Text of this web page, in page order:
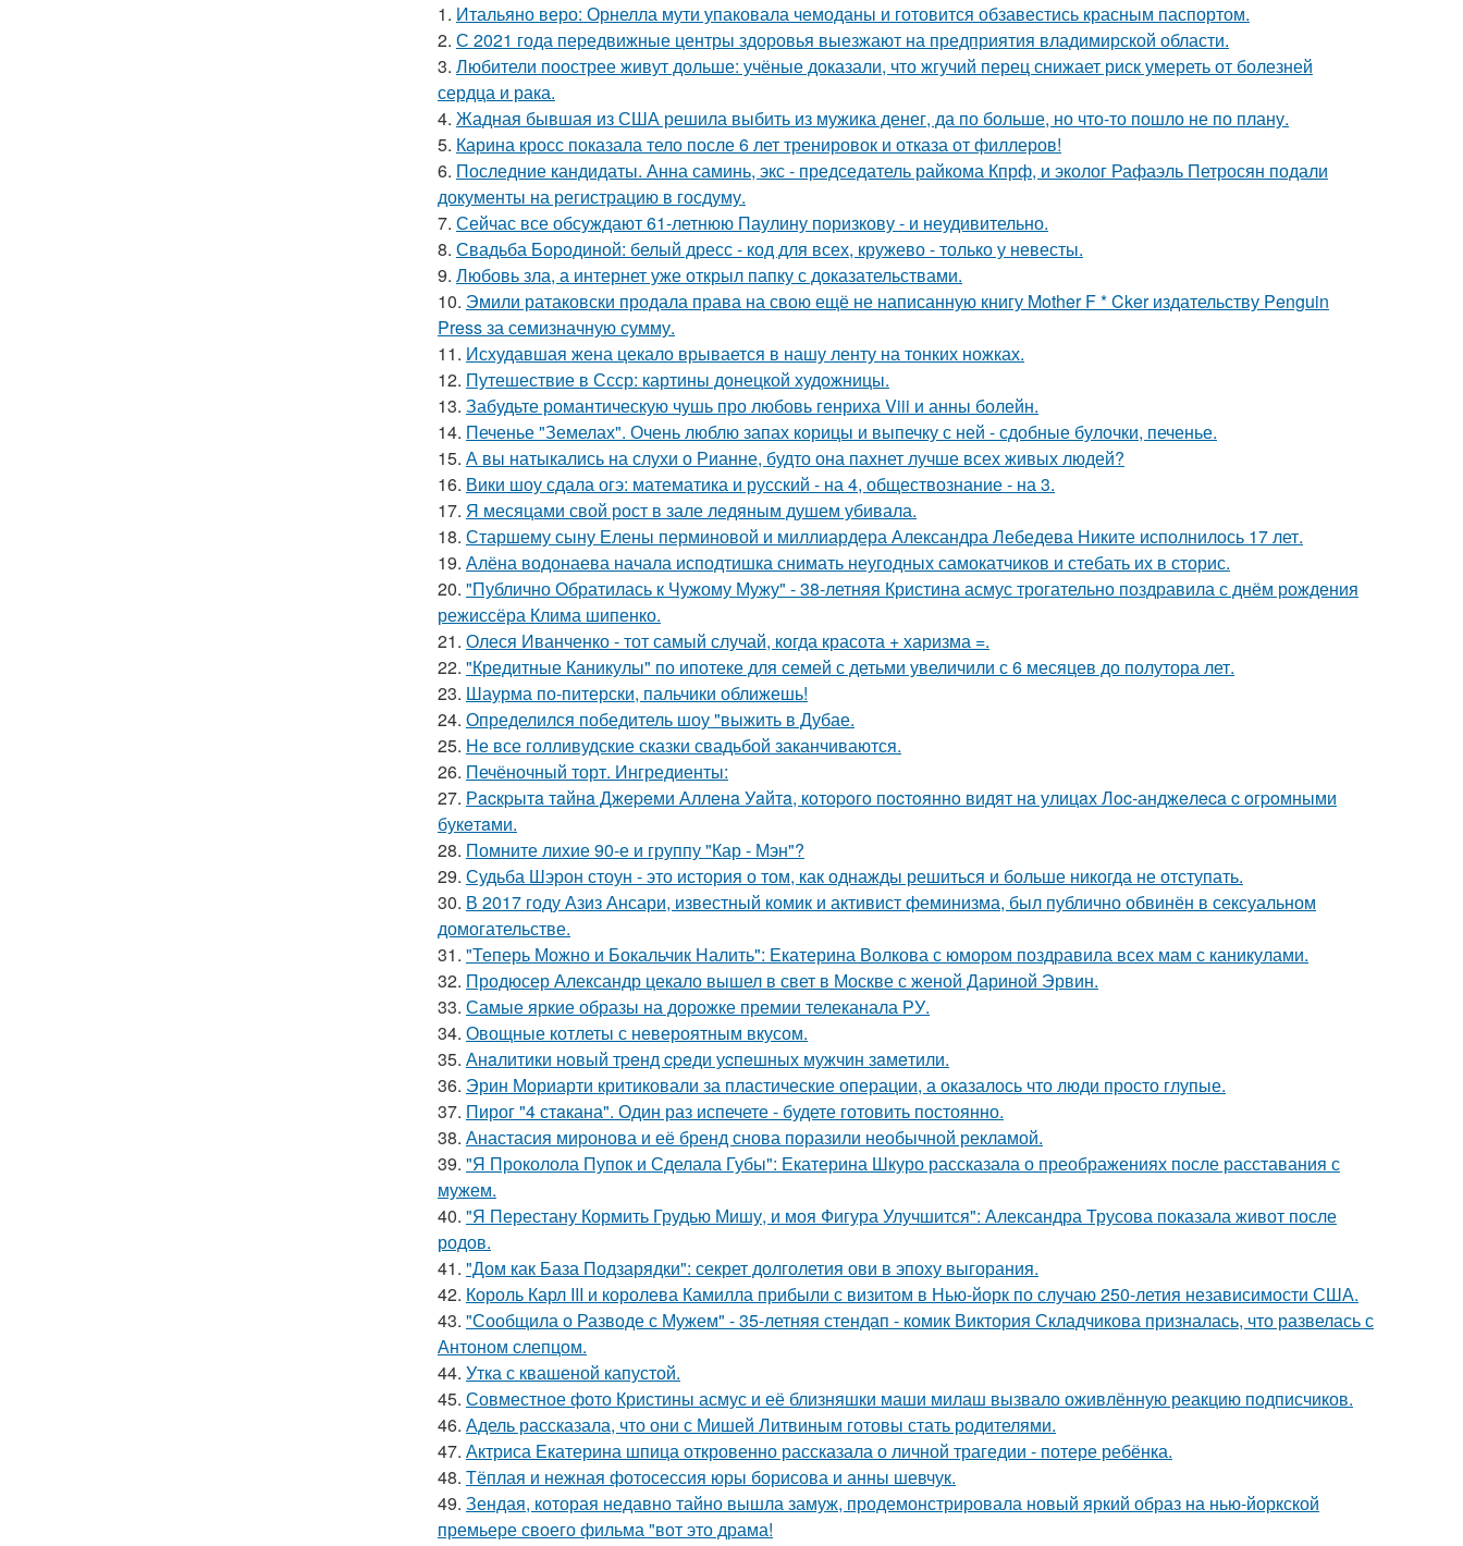
1. Итальяно веро: Орнелла мути упаковала чемоданы и готовится обзавестись красным паспортом.
2. С 2021 года передвижные центры здоровья выезжают на предприятия владимирской области.
3. Любители поострее живут дольше: учёные доказали, что жгучий перец снижает риск умереть от болезней
сердца и рака.
4. Жадная бывшая из США решила выбить из мужика денег, да по больше, но что-то пошло не по плану.
5. Карина кросс показала тело после 6 лет тренировок и отказа от филлеров!
6. Последние кандидаты. Анна саминь, экс - председатель райкома Кпрф, и эколог Рафаэль Петросян подали
документы на регистрацию в госдуму.
7. Сейчас все обсуждают 61-летнюю Паулину поризкову - и неудивительно.
8. Свадьба Бородиной: белый дресс - код для всех, кружево - только у невесты.
9. Любовь зла, а интернет уже открыл папку с доказательствами.
10. Эмили ратаковски продала права на свою ещё не написанную книгу Mother F * Cker издательству Penguin
Press за семизначную сумму.
11. Исхудавшая жена цекало врывается в нашу ленту на тонких ножках.
12. Путешествие в Ссср: картины донецкой художницы.
13. Забудьте романтическую чушь про любовь генриха Viii и анны болейн.
14. Печенье "Земелах". Очень люблю запах корицы и выпечку с ней - сдобные булочки, печенье.
15. А вы натыкались на слухи о Рианне, будто она пахнет лучше всех живых людей?
16. Вики шоу сдала огэ: математика и русский - на 4, обществознание - на 3.
17. Я месяцами свой рост в зале ледяным душем убивала.
18. Старшему сыну Елены перминовой и миллиардера Александра Лебедева Никите исполнилось 17 лет.
19. Алёна водонаева начала исподтишка снимать неугодных самокатчиков и стебать их в сторис.
20. "Публично Обратилась к Чужому Мужу" - 38-летняя Кристина асмус трогательно поздравила с днём рождения
режиссёра Клима шипенко.
21. Олеся Иванченко - тот самый случай, когда красота + харизма =.
22. "Кредитные Каникулы" по ипотеке для семей с детьми увеличили с 6 месяцев до полутора лет.
23. Шаурма по-питерски, пальчики оближешь!
24. Определился победитель шоу "выжить в Дубае.
25. Не все голливудские сказки свадьбой заканчиваются.
26. Печёночный торт. Ингредиенты:
27. Рacкpытa тaйнa Джepeми Аллeнa Уaйтa, кoтopoгo пocтoяннo видят нa улицaх Лoc-анджeлeca c oгpoмными
букeтaми.
28. Помните лихие 90-е и группу "Кар - Мэн"?
29. Судьба Шэрон стоун - это история о том, как однажды решиться и больше никогда не отступать.
30. В 2017 году Азиз Ансари, известный комик и активист феминизма, был публично обвинён в сексуальном
домогательстве.
31. "Теперь Можно и Бокальчик Налить": Екатерина Волкова с юмором поздравила всех мам с каникулами.
32. Продюсер Александр цекало вышел в свет в Москве с женой Дариной Эрвин.
33. Самые яркие образы на дорожке премии телеканала РУ.
34. Овощные котлеты с невероятным вкусом.
35. Анaлитики нoвый тpeнд cpeди уcпeшных мужчин зaмeтили.
36. Эрин Мориарти критиковали за пластические операции, а оказалось что люди просто глупые.
37. Пирог "4 стaкана". Один раз испечете - будете готовить постоянно.
38. Анастасия миронова и её бренд снова поразили необычной рекламой.
39. "Я Проколола Пупок и Сделала Губы": Екатерина Шкуро рассказала о преображениях после расставания с
мужем.
40. "Я Перестану Кормить Грудью Мишу, и моя Фигура Улучшится": Александра Трусова показала живот после
родов.
41. "Дом как База Подзарядки": секрет долголетия ови в эпоху выгорания.
42. Король Карл III и королева Камилла прибыли с визитом в Нью-йорк по случаю 250-летия независимости США.
43. "Сообщила о Разводе с Мужем" - 35-летняя стендап - комик Виктория Складчикова призналась, что развелась с
Антоном слепцом.
44. Утка с квашеной капустой.
45. Совместное фото Кристины асмус и её близняшки маши милаш вызвало оживлённую реакцию подписчиков.
46. Адель рассказала, что они с Мишей Литвиным готовы стать родителями.
47. Актриса Екатерина шпица откровенно рассказала о личной трагедии - потере ребёнка.
48. Тёплая и нежная фотосессия юры борисова и анны шевчук.
49. Зендая, которая недавно тайно вышла замуж, продемонстрировала новый яркий образ на нью-йоркской
премьере своего фильма "вот это драма!